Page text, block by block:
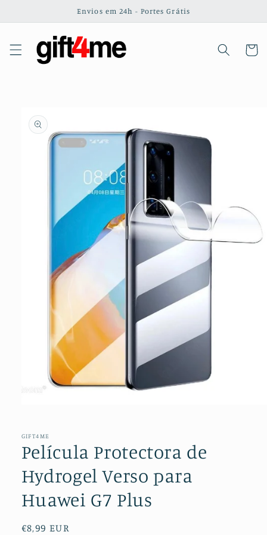
conteúdo
Envios em 24h - Portes Grátis
informação
do produto
1
modal
GIFT4ME
Película Protectora de
Hydrogel Verso para
Huawei G7 Plus
Preço
€8,99 EUR